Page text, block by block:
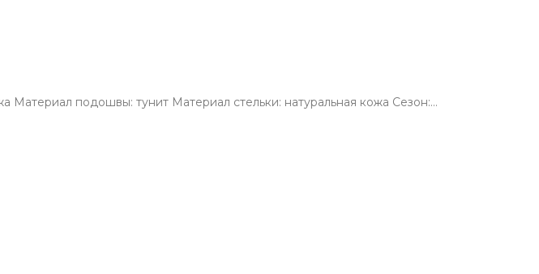
Материал подошвы: тунит Материал стельки: натуральная кожа Сезон:…